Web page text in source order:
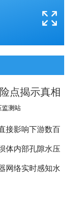
点揭示真相
监测站
接影响下游数百
体内部孔隙水压
网络实时感知水